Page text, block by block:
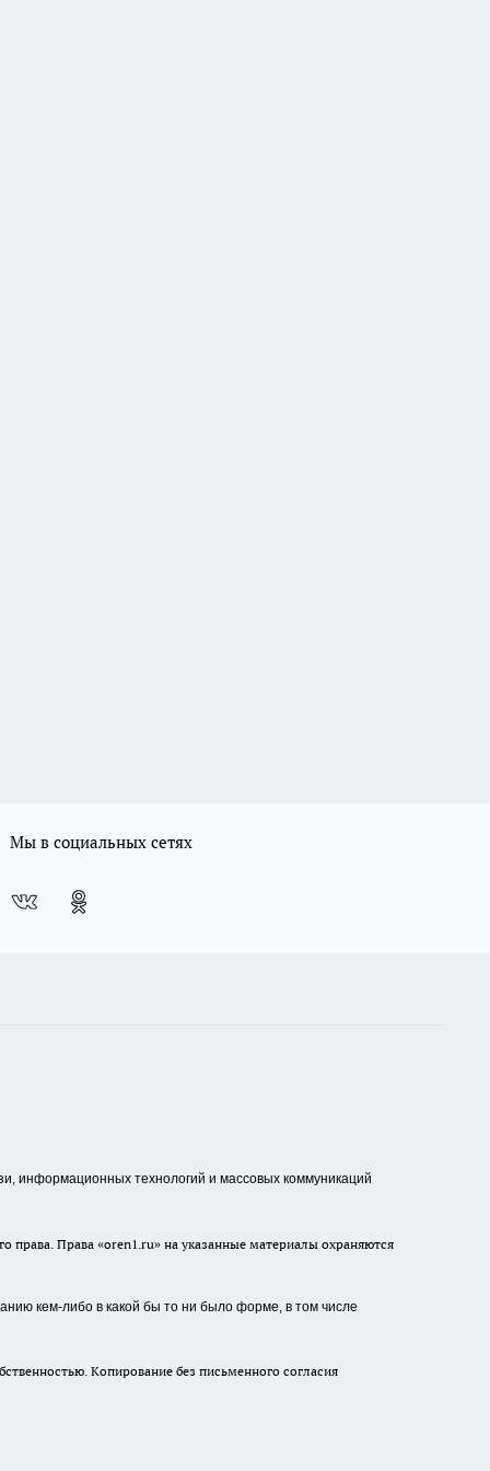
Мы в социальных сетях
информационных технологий и массовых коммуникаций
Права «oren1.ru» на указанные материалы охраняются
кем-либо в какой бы то ни было форме, в том числе
Копирование без письменного согласия